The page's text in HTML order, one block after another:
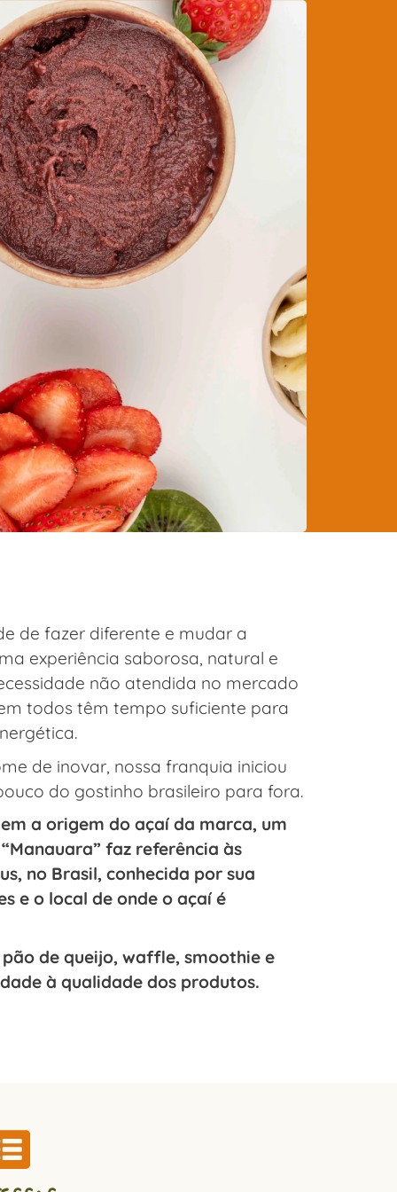
de fazer diferente e mudar a
experiência saborosa, natural e
não atendida no mercado
todos têm tempo suficiente para
de inovar, nossa franquia iniciou
do gostinho brasileiro para fora.
a origem do açaí da marca, um
faz referência às
no Brasil, conhecida por sua
e o local de onde o açaí é
de queijo, waffle, smoothie e
à qualidade dos produtos.